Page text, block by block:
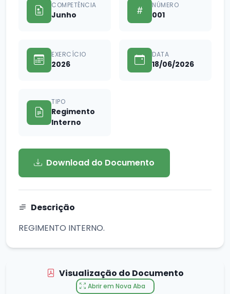
COMPETÊNCIA
Junho
NÚMERO
001
EXERCÍCIO
2026
DATA
18/06/2026
TIPO
Regimento
Interno
Download do Documento
Descrição
REGIMENTO INTERNO.
Visualização do Documento
Abrir em Nova Aba